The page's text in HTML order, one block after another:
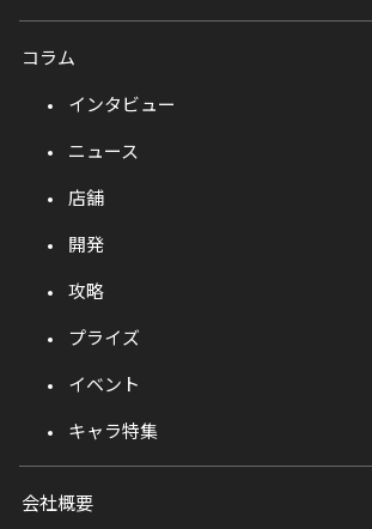
コラム
インタビュー
ニュース
店舗
開発
攻略
プライズ
イベント
キャラ特集
会社概要